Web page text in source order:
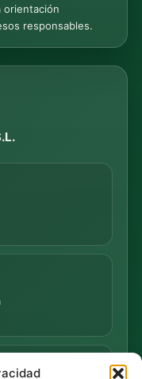
orientación
responsables.